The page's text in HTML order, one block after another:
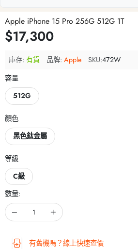
Apple iPhone 15 Pro 256G 512G 1T
$17,300
庫存: 有貨 品牌: Apple SKU:472W
容量
512G
顏色
黑色鈦金屬
等級
C級
數量:
有舊機嗎？線上快速查價